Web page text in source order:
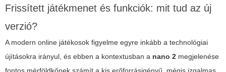
Frissített játékmenet és funkciók: mit tud az új
verzió?
A modern online játékosok figyelme egyre inkább a technológiai
újításokra irányul, és ebben a kontextusban a nano 2 megjelenése